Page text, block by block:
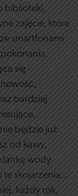
biblioteki,
zajęcie, które
smartfonami
się
nowość,
bardziej
będzie już
od kawy,
wody
te skojarzenia…
każdy rok,